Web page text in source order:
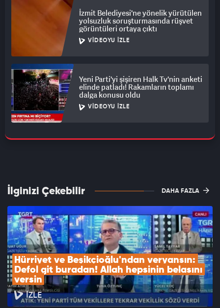
İzmit Belediyesi'ne yönelik yürütülen
yolsuzluk soruşturmasında rüşvet
görüntüleri ortaya çıktı
VIDEOYU İZLE
Yeni Parti'yi şişiren Halk Tv'nin anketi
elinde patladı! Rakamların toplamı
dalga konusu oldu
VIDEOYU İZLE
İlginizi Çekebilir DAHA FAZLA
Hürriyet ve Beşikçioğlu'ndan veryansın:
Defol git buradan! Allah hepsinin belasını
versin
İZLE